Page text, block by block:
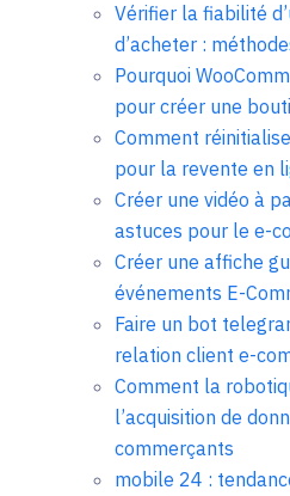
Vérifier la fiabilité
d’acheter :
Pourquoi
pour créer une
Comment
pour la revente en
Créer une vidéo à
astuces pour le e-
Créer une affiche
événements E-
Faire un bot
relation client e-
Comment la
l’acquisition de
commerçants
mobile 24 :